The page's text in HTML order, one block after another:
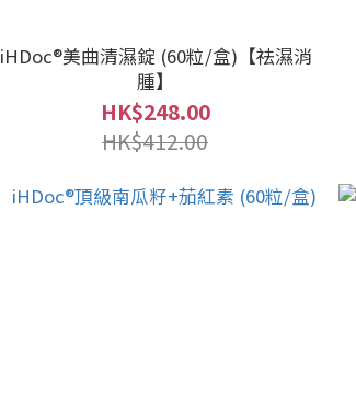
iHDoc®美曲清濕錠 (60粒/盒)【祛濕消
腫】
HK$248.00
HK$412.00